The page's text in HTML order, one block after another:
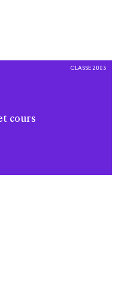
cours
CLASSE 2003